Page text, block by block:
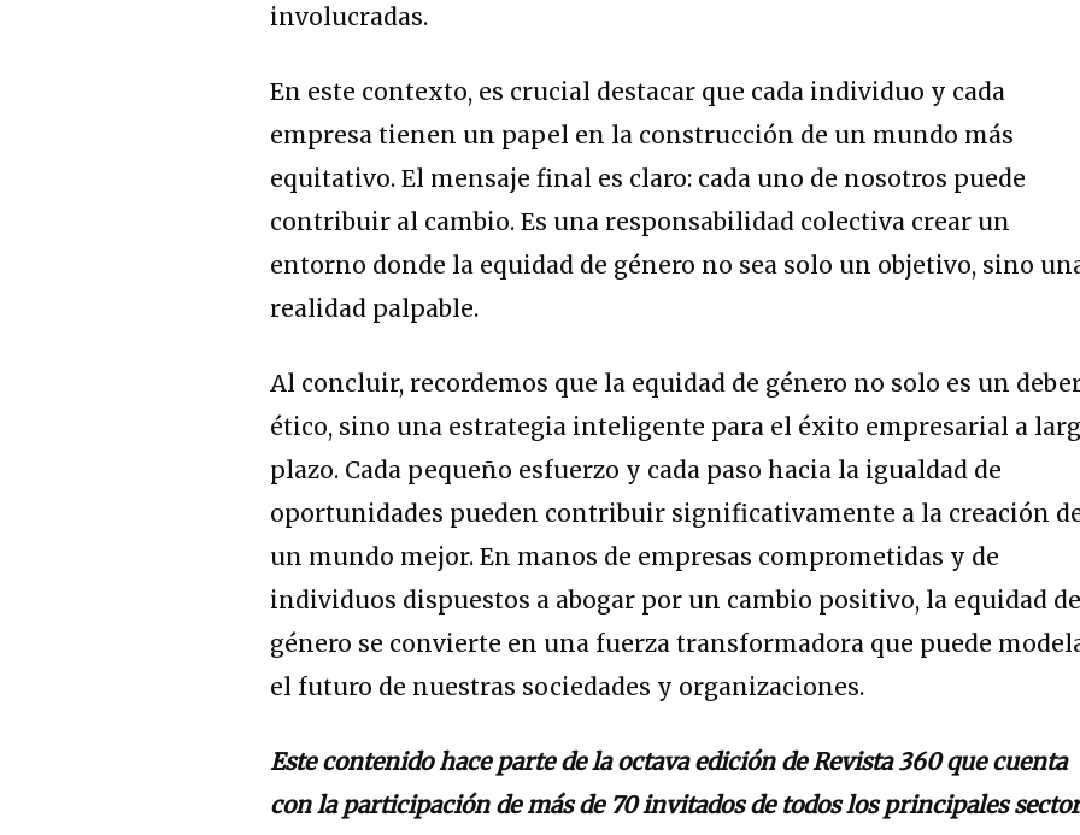
involucradas.
En este contexto, es crucial destacar que cada individuo y cada
empresa tienen un papel en la construcción de un mundo más
equitativo. El mensaje final es claro: cada uno de nosotros puede
contribuir al cambio. Es una responsabilidad colectiva crear un
entorno donde la equidad de género no sea solo un objetivo, sino
realidad palpable.
Al concluir, recordemos que la equidad de género no solo es un
ético, sino una estrategia inteligente para el éxito empresarial a
plazo. Cada pequeño esfuerzo y cada paso hacia la igualdad de
oportunidades pueden contribuir significativamente a la creación
un mundo mejor. En manos de empresas comprometidas y de
individuos dispuestos a abogar por un cambio positivo, la equidad
género se convierte en una fuerza transformadora que puede
el futuro de nuestras sociedades y organizaciones.
Este contenido hace parte de la octava edición de Revista 360 que cuenta
con la participación de más de 70 invitados de todos los principales